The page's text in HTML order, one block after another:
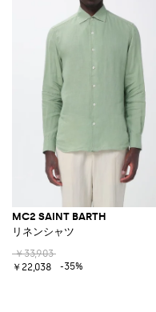
MC2 SAINT BARTH
リネンシャツ
￥33,903
￥22,038
-35%